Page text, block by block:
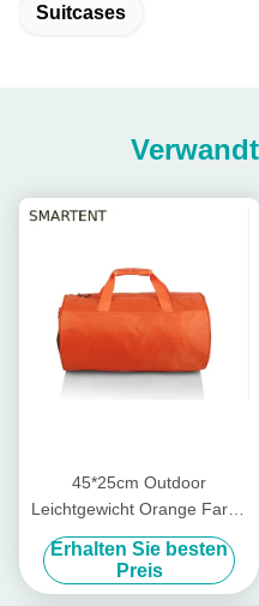
Suitcases
45*25cm Outdoor
Leichtgewicht Orange Farbe
Wasserdicht Beschichtet
Polyester Oxford Fass
Reisetaschen
Erhalten Sie besten
Preis